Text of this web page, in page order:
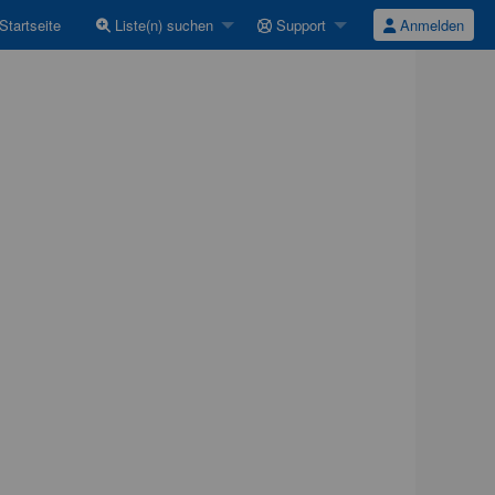
Liste(n) suchen Support Anmelden